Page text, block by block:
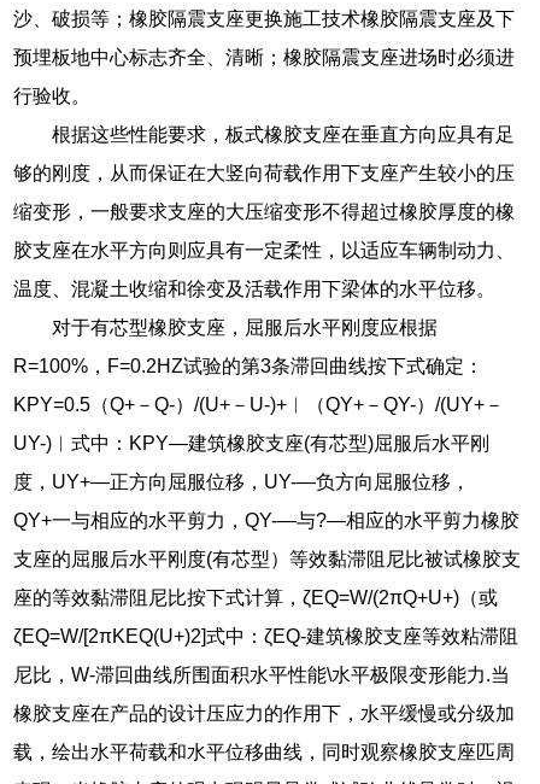
沙、破损等；橡胶隔震支座更换施工技术橡胶隔震支座及下
预埋板地中心标志齐全、清晰；橡胶隔震支座进场时必须进
行验收。
根据这些性能要求，板式橡胶支座在垂直方向应具有足
够的刚度，从而保证在大竖向荷载作用下支座产生较小的压
缩变形，一般要求支座的大压缩变形不得超过橡胶厚度的橡
胶支座在水平方向则应具有一定柔性，以适应车辆制动力、
温度、混凝土收缩和徐变及活载作用下梁体的水平位移。
对于有芯型橡胶支座，屈服后水平刚度应根据
R=100%，F=0.2HZ试验的第3条滞回曲线按下式确定：
KPY=0.5（Q+－Q-）/(U+－U-)+︱（QY+－QY-）/(UY+－
UY-)︱式中：KPY―建筑橡胶支座(有芯型)屈服后水平刚
度，UY+―正方向屈服位移，UY-―负方向屈服位移，
QY+一与相应的水平剪力，QY-―与?—相应的水平剪力橡胶
支座的屈服后水平刚度(有芯型）等效黏滞阻尼比被试橡胶支
座的等效黏滞阻尼比按下式计算，ζEQ=W/(2πQ+U+)（或
ζEQ=W/[2πKEQ(U+)2]式中：ζEQ-建筑橡胶支座等效粘滞阻
尼比，W-滞回曲线所围面积水平性能\水平极限变形能力.当
橡胶支座在产品的设计压应力的作用下，水平缓慢或分级加
载，绘出水平荷载和水平位移曲线，同时观察橡胶支座匹周